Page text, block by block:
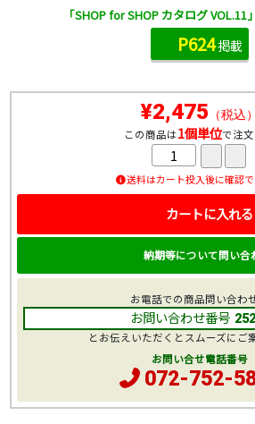
¥2,475 （税込）
この商品は1個単位で注
送料はカート投入後に確認
カートに入れる
納期等について問い合
お電話での商品問い合わ
お問い合わせ番号
とお伝えいただくとスムーズにご
お問い合せ電話番号
072-752-
「SHOP for SHOP カタログ
P624掲載